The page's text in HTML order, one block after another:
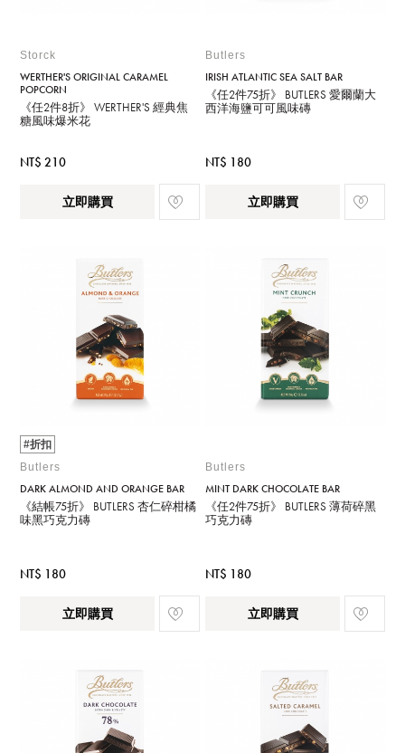
Storck
WERTHER'S ORIGINAL CARAMEL
POPCORN
《任2件8折》 WERTHER'S 經典焦
糖風味爆米花
NT$ 210
立即購買
Butlers
IRISH ATLANTIC SEA SALT BAR
《任2件75折》 BUTLERS 愛爾蘭大
西洋海鹽可可風味磚
NT$ 180
立即購買
#折扣
Butlers
DARK ALMOND AND ORANGE BAR
《結帳75折》 BUTLERS 杏仁碎柑橘
味黑巧克力磚
NT$ 180
立即購買
Butlers
MINT DARK CHOCOLATE BAR
《任2件75折》 BUTLERS 薄荷碎黑
巧克力磚
NT$ 180
立即購買